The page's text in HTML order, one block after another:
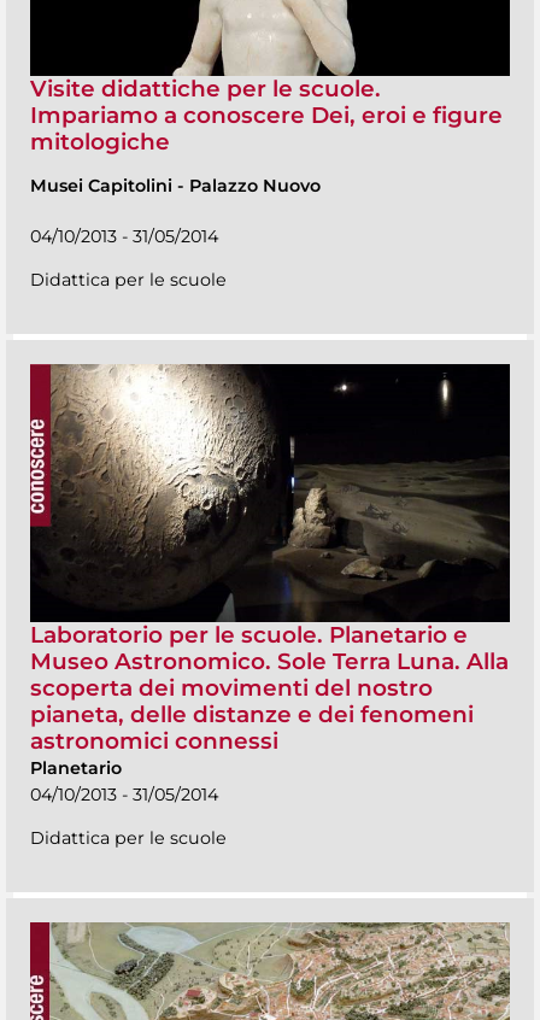
Visite didattiche per le scuole.
Impariamo a conoscere Dei, eroi e figure
mitologiche
Musei Capitolini - Palazzo Nuovo
04/10/2013 - 31/05/2014
Didattica per le scuole
Laboratorio per le scuole. Planetario e
Museo Astronomico. Sole Terra Luna. Alla
scoperta dei movimenti del nostro
pianeta, delle distanze e dei fenomeni
astronomici connessi
Planetario
04/10/2013 - 31/05/2014
Didattica per le scuole